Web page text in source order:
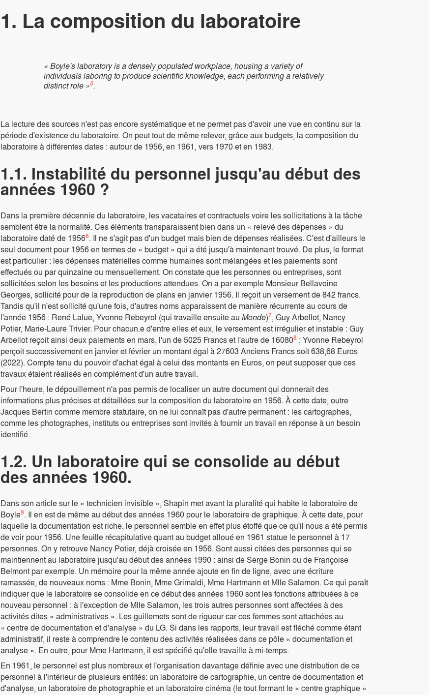
1. La composition du laboratoire
« Boyle's laboratory is a densely populated workplace, housing a variety of
individuals laboring to produce scientific knowledge, each performing a relatively
distinct role »5.
La lecture des sources n'est pas encore systématique et ne permet pas d'avoir une vue en continu sur la
période d'existence du laboratoire. On peut tout de même relever, grâce aux budgets, la composition du
laboratoire à différentes dates : autour de 1956, en 1961, vers 1970 et en 1983.
1.1. Instabilité du personnel jusqu'au début des
années 1960 ?
Dans la première décennie du laboratoire, les vacataires et contractuels voire les sollicitations à la tâche
semblent être la normalité. Ces éléments transparaissent bien dans un « relevé des dépenses » du
laboratoire daté de 19566. Il ne s'agit pas d'un budget mais bien de dépenses réalisées. C'est d'ailleurs le
seul document pour 1956 en termes de « budget » qui a été jusqu'à maintenant trouvé. De plus, le format
est particulier : les dépenses matérielles comme humaines sont mélangées et les paiements sont
effectués ou par quinzaine ou mensuellement. On constate que les personnes ou entreprises, sont
sollicitées selon les besoins et les productions attendues. On a par exemple Monsieur Bellavoine
Georges, sollicité pour de la reproduction de plans en janvier 1956. Il reçoit un versement de 842 francs.
Tandis qu'il n'est sollicité qu'une fois, d'autres noms apparaissent de manière récurrente au cours de
l'année 1956 : René Lalue, Yvonne Rebeyrol (qui travaille ensuite au Monde)7, Guy Arbellot, Nancy
Potier, Marie-Laure Trivier. Pour chacun.e d'entre elles et eux, le versement est irrégulier et instable : Guy
Arbellot reçoit ainsi deux paiements en mars, l'un de 5025 Francs et l'autre de 160808 ; Yvonne Rebeyrol
perçoit successivement en janvier et février un montant égal à 27603 Anciens Francs soit 638,68 Euros
(2022). Compte tenu du pouvoir d'achat égal à celui des montants en Euros, on peut supposer que ces
travaux étaient réalisés en complément d'un autre travail.
Pour l'heure, le dépouillement n'a pas permis de localiser un autre document qui donnerait des
informations plus précises et détaillées sur la composition du laboratoire en 1956. À cette date, outre
Jacques Bertin comme membre statutaire, on ne lui connaît pas d'autre permanent : les cartographes,
comme les photographes, instituts ou entreprises sont invités à fournir un travail en réponse à un besoin
identifié.
1.2. Un laboratoire qui se consolide au début
des années 1960.
Dans son article sur le « technicien invisible », Shapin met avant la pluralité qui habite le laboratoire de
Boyle9. Il en est de même au début des années 1960 pour le laboratoire de graphique. À cette date, pour
laquelle la documentation est riche, le personnel semble en effet plus étoffé que ce qu'il nous a été permis
de voir pour 1956. Une feuille récapitulative quant au budget alloué en 1961 statue le personnel à 17
personnes. On y retrouve Nancy Potier, déjà croisée en 1956. Sont aussi citées des personnes qui se
maintiennent au laboratoire jusqu'au début des années 1990 : ainsi de Serge Bonin ou de Françoise
Belmont par exemple. Un mémoire pour la même année ajoute en fin de ligne, avec une écriture
ramassée, de nouveaux noms : Mme Bonin, Mme Grimaldi, Mme Hartmann et Mlle Salamon. Ce qui paraît
indiquer que le laboratoire se consolide en ce début des années 1960 sont les fonctions attribuées à ce
nouveau personnel : à l'exception de Mlle Salamon, les trois autres personnes sont affectées à des
activités dites « administratives ». Les guillemets sont de rigueur car ces femmes sont attachées au
« centre de documentation et d'analyse » du LG. Si dans les rapports, leur travail est fléché comme étant
administratif, il reste à comprendre le contenu des activités réalisées dans ce pôle « documentation et
analyse ». En outre, pour Mme Hartmann, il est spécifié qu'elle travaille à mi-temps.
En 1961, le personnel est plus nombreux et l'organisation davantage définie avec une distribution de ce
personnel à l'intérieur de plusieurs entités: un laboratoire de cartographie, un centre de documentation et
d'analyse, un laboratoire de photographie et un laboratoire cinéma (le tout formant le « centre graphique »